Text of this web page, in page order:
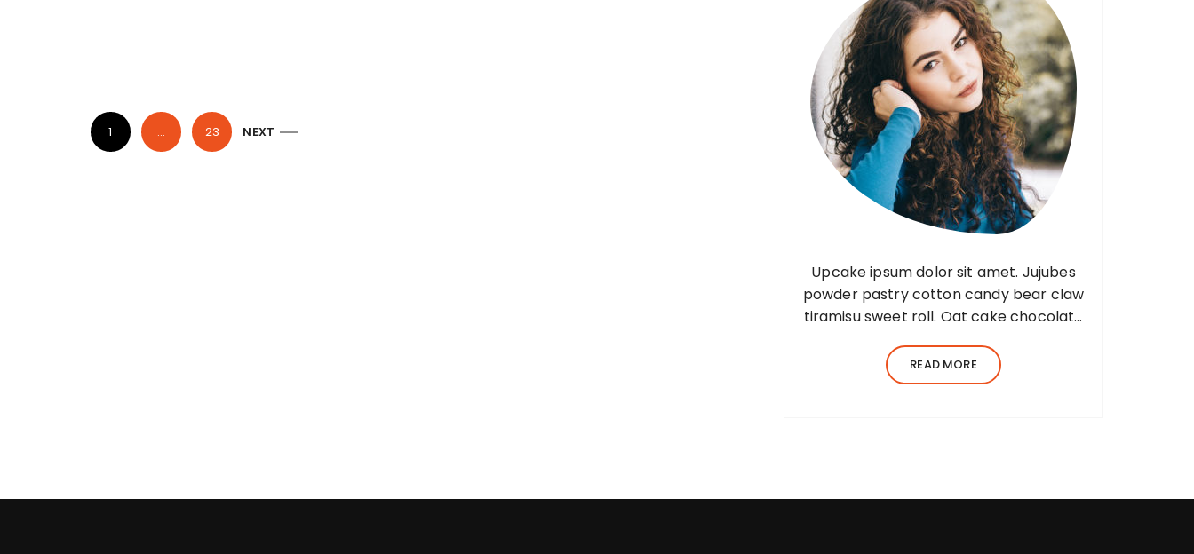
I
n
d
1 … 23 NEXT
Upcake ipsum dolor sit amet. Jujubes
powder pastry cotton candy bear claw
tiramisu sweet roll. Oat cake chocolate
consectetur adipiscing elit, sed do
eiusmod tempor incididunt ut…
READ MORE